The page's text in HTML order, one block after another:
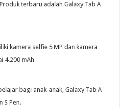
terbaru adalah Galaxy Tab A
kamera selfie 5 MP dan kamera
4.200 mAh
bagi anak-anak, Galaxy Tab A
S Pen.